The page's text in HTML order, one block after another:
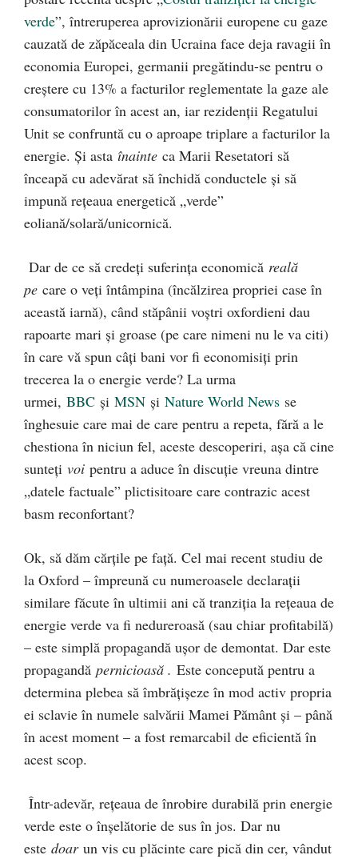
verde”, întreruperea aprovizionării europene cu gaze
cauzată de zăpăceala din Ucraina face deja ravagii în
economia Europei, germanii pregătindu-se pentru o
creștere cu 13% a facturilor reglementate la gaze ale
consumatorilor în acest an, iar rezidenții Regatului
Unit se confruntă cu o aproape triplare a facturilor la
energie. Și asta înainte ca Marii Resetatori să
înceapă cu adevărat să închidă conductele și să
impună rețeaua energetică „verde”
eoliană/solară/unicornică.
Dar de ce să credeți suferința economică reală
pe care o veți întâmpina (încălzirea propriei case în
această iarnă), când stăpânii voștri oxfordieni dau
rapoarte mari și groase (pe care nimeni nu le va citi)
în care vă spun câți bani vor fi economisiți prin
trecerea la o energie verde? La urma
urmei, BBC și MSN și Nature World News se
înghesuie care mai de care pentru a repeta, fără a le
chestiona în niciun fel, aceste descoperiri, așa că cine
sunteți voi pentru a aduce în discuție vreuna dintre
„datele factuale” plictisitoare care contrazic acest
basm reconfortant?
Ok, să dăm cărțile pe față. Cel mai recent studiu de
la Oxford – împreună cu numeroasele declarații
similare făcute în ultimii ani că tranziția la rețeaua de
energie verde va fi nedureroasă (sau chiar profitabilă)
– este simplă propagandă ușor de demontat. Dar este
propagandă pernicioasă . Este concepută pentru a
determina plebea să îmbrățișeze în mod activ propria
ei sclavie în numele salvării Mamei Pământ și – până
în acest moment – ​​a fost remarcabil de eficientă în
acest scop.
Într-adevăr, rețeaua de înrobire durabilă prin energie
verde este o înșelătorie de sus în jos. Dar nu
este doar un vis cu plăcinte care pică din cer, vândut